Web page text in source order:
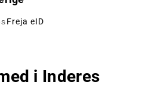
Freja eID
i Inderes